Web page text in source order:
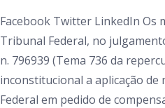
Facebook Twitter LinkedIn Os
Tribunal Federal, no
n. 796939 (Tema 736 da
inconstitucional a aplicação de
Federal em pedido de